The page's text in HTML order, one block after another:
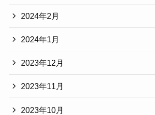
2024年2月
2024年1月
2023年12月
2023年11月
2023年10月